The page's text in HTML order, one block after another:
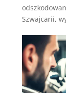
Szwajcarii,